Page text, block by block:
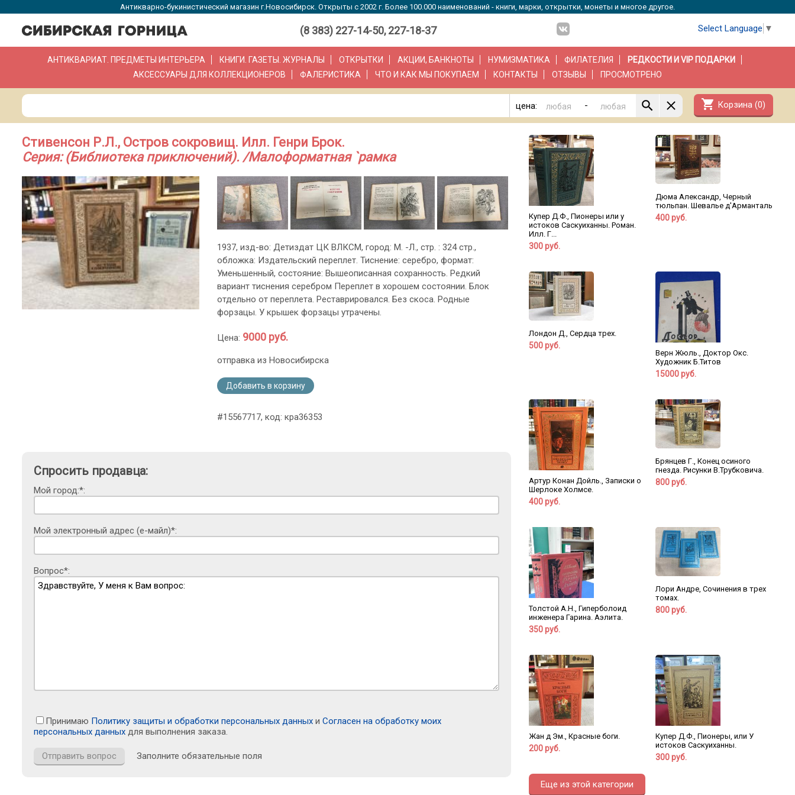
Антикварно-букинистический магазин г.Новосибирск. Открыты с 2002 г. Более 100.000 наименований - книги, марки, открытки, монеты и многое другое.
(8 383) 227-14-50, 227-18-37 Select Language ▼
АНТИКВАРИАТ. ПРЕДМЕТЫ ИНТЕРЬЕРА КНИГИ. ГАЗЕТЫ. ЖУРНАЛЫ ОТКРЫТКИ АКЦИИ, БАНКНОТЫ НУМИЗМАТИКА ФИЛАТЕЛИЯ
РЕДКОСТИ И VIP ПОДАРКИ
АКСЕССУАРЫ ДЛЯ КОЛЛЕКЦИОНЕРОВ
ФАЛЕРИСТИКА ЧТО И КАК МЫ ПОКУПАЕМ КОНТАКТЫ ОТЗЫВЫ ПРОСМОТРЕНО
цена: - shopping_cart Корзина (0)
Стивенсон Р.Л., Остров сокровищ. Илл. Генри Брок.
Серия: (Библиотека приключений). /Малоформатная `рамка
1937, изд-во: Детиздат ЦК ВЛКСМ, город: М. -Л., стр. : 324 стр.,
обложка: Издательский переплет. Тиснение: серебро, формат:
Уменьшенный, состояние: Вышеописанная сохранность. Редкий
вариант тиснения серебром Переплет в хорошем состоянии. Блок
отдельно от переплета. Реставрировался. Без скоса. Родные
форзацы. У крышек форзацы утрачены.
Цена: 9000 руб.
отправка из Новосибирска
Добавить в корзину
#15567717, код: кра36353
Спросить продавца:
Мой город:*:
Мой электронный адрес (е-майл)*:
Вопрос*:
Принимаю Политику защиты и обработки персональных данных и Согласен на обработку моих
персональных данных для выполнения заказа.
Заполните обязательные поля
Купер Д.Ф., Пионеры или у
истоков Саскуиханны. Роман.
Илл. Г...
300 руб.
Дюма Александр, Черный
тюльпан. Шевалье д'Арманталь
400 руб.
Лондон Д., Сердца трех.
500 руб.
Верн Жюль., Доктор Окс.
Художник Б.Титов
15000 руб.
Артур Конан Дойль., Записки о
Шерлоке Холмсе.
400 руб.
Брянцев Г., Конец осиного
гнезда. Рисунки В.Трубковича.
800 руб.
Толстой А.Н., Гиперболоид
инженера Гарина. Аэлита.
350 руб.
Лори Андре, Сочинения в трех
томах.
800 руб.
Жан д Эм., Красные боги.
200 руб.
Купер Д.Ф., Пионеры, или У
истоков Саскуиханны.
300 руб.
Еще из этой категории